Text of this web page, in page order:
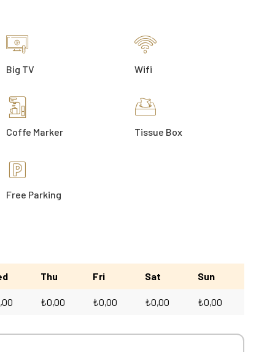
Big TV Wifi
Coffe Marker Tissue Box
Free Parking
Thu Fri Sat Sun
₺0,00 ₺0,00 ₺0,00 ₺0,00